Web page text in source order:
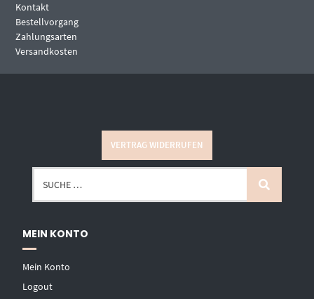
Kontakt
Bestellvorgang
Zahlungsarten
Versandkosten
VERTRAG WIDERRUFEN
MEIN KONTO
Mein Konto
Logout